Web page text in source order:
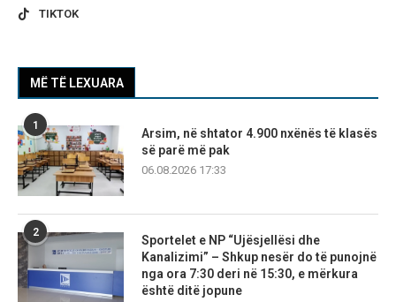
TIKTOK
MË TË LEXUARA
1
Arsim, në shtator 4.900 nxënës të klasës
së parë më pak
06.08.2026 17:33
2
Sportelet e NP “Ujësjellësi dhe
Kanalizimi” – Shkup nesër do të punojnë
nga ora 7:30 deri në 15:30, e mërkura
është ditë jopune